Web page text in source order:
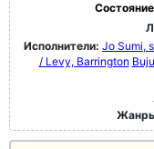
Исполнители: Jo Sumi,
/ Levy, Barrington